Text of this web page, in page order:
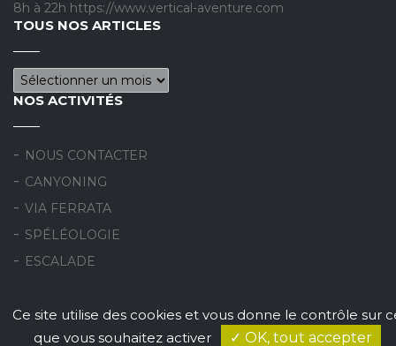
8h à 22h https://www.vertical-aventure.com
TOUS NOS ARTICLES
Tous nos articles
NOS ACTIVITÉS
NOUS CONTACTER
CANYONING
VIA FERRATA
SPÉLÉOLOGIE
ESCALADE
Vertical Aventure le Blog 2026 © Tous droits réservés |
Ce site utilise des cookies et vous donne le contrôle sur
que vous souhaitez activer
✓ OK, tout accepter